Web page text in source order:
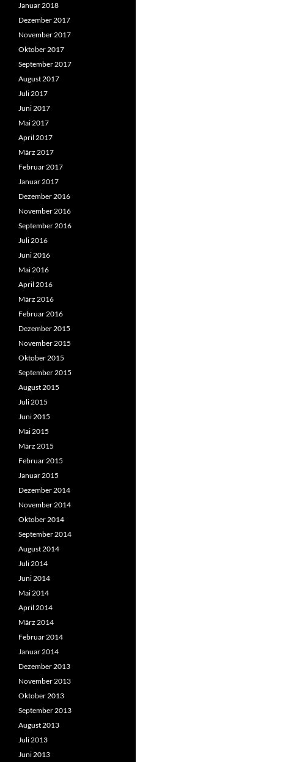
Januar 2018
Dezember 2017
November 2017
Oktober 2017
September 2017
August 2017
Juli 2017
Juni 2017
Mai 2017
April 2017
März 2017
Februar 2017
Januar 2017
Dezember 2016
November 2016
September 2016
Juli 2016
Juni 2016
Mai 2016
April 2016
März 2016
Februar 2016
Dezember 2015
November 2015
Oktober 2015
September 2015
August 2015
Juli 2015
Juni 2015
Mai 2015
März 2015
Februar 2015
Januar 2015
Dezember 2014
November 2014
Oktober 2014
September 2014
August 2014
Juli 2014
Juni 2014
Mai 2014
April 2014
März 2014
Februar 2014
Januar 2014
Dezember 2013
November 2013
Oktober 2013
September 2013
August 2013
Juli 2013
Juni 2013